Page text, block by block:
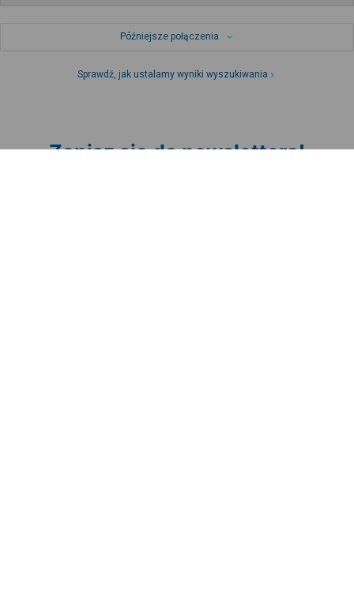
Późniejsze połączenia
Sprawdź, jak ustalamy wyniki wyszukiwania
Zapisz się do newslettera!